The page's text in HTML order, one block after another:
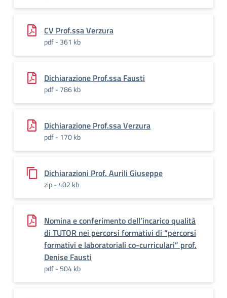
CV Prof.ssa Verzura
pdf - 361 kb
Dichiarazione Prof.ssa Fausti
pdf - 786 kb
Dichiarazione Prof.ssa Verzura
pdf - 170 kb
Dichiarazioni Prof. Aurili Giuseppe
zip - 402 kb
Nomina e conferimento dell’incarico qualità
di TUTOR nei percorsi formativi di “percorsi
formativi e laboratoriali co-curriculari” prof.
Denise Fausti
pdf - 504 kb